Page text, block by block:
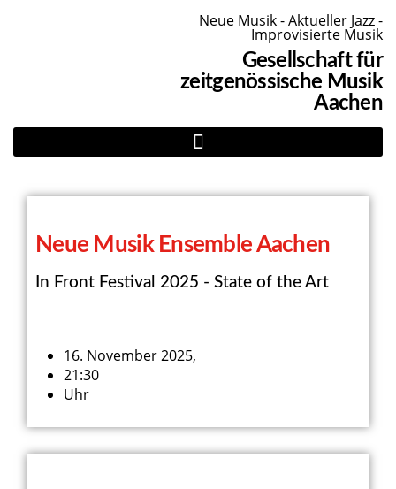
Neue Musik - Aktueller Jazz -
Improvisierte Musik
Gesellschaft für
zeitgenössische Musik
Aachen
Neue Musik Ensemble Aachen
In Front Festival 2025 - State of the Art
16. November 2025,
21:30
Uhr